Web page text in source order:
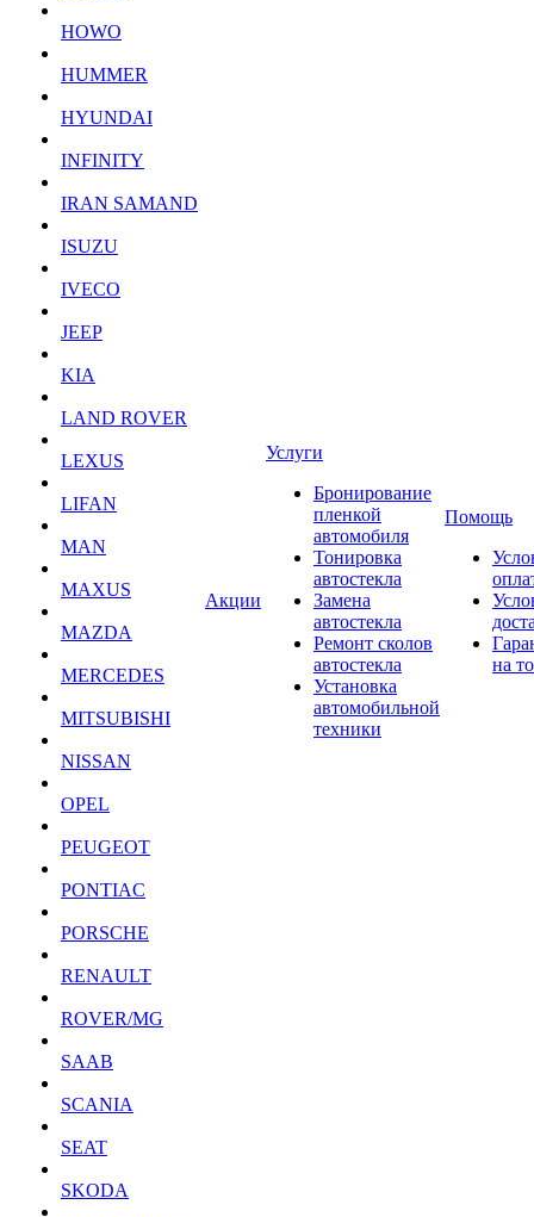
HOWO
HUMMER
HYUNDAI
INFINITY
IRAN SAMAND
ISUZU
IVECO
JEEP
KIA
LAND ROVER
LEXUS
LIFAN
MAN
MAXUS
MAZDA
MERCEDES
MITSUBISHI
NISSAN
OPEL
PEUGEOT
PONTIAC
PORSCHE
RENAULT
ROVER/MG
SAAB
SCANIA
SEAT
SKODA
Акции
Услуги
Бронирование
пленкой
автомобиля
Тонировка
автостекла
Замена
автостекла
Ремонт сколов
автостекла
Установка
автомобильной
техники
Помощь
на